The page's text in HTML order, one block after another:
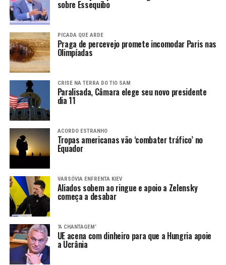
sobre Essequibo
PICADA QUE ARDE
Praga de percevejo promete incomodar Paris nas
Olimpíadas
CRISE NA TERRA DO TIO SAM
Paralisada, Câmara elege seu novo presidente
dia 11
ACORDO ESTRANHO
Tropas americanas vão ‘combater tráfico’ no
Equador
VARSÓVIA ENFRENTA KIEV
Aliados sobem ao ringue e apoio a Zelensky
começa a desabar
'A CHANTAGEM'
UE acena com dinheiro para que a Hungria apoie
a Ucrânia